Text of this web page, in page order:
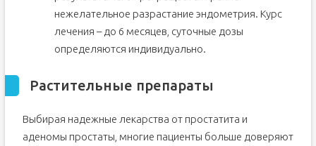
нежелательное разрастание эндометрия. Курс
лечения – до 6 месяцев, суточные дозы
определяются индивидуально.
Растительные препараты
Выбирая надежные лекарства от простатита и
аденомы простаты, многие пациенты больше доверяют